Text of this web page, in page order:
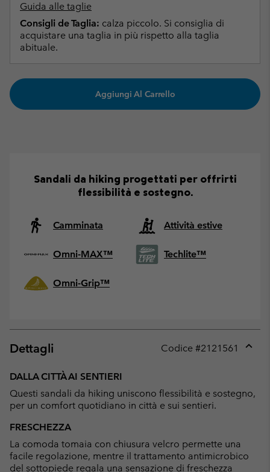
Guida alle taglie
Consigli de Taglia: calza piccolo. Si consiglia di
acquistare una taglia in più rispetto alla taglia
abituale.
Aggiungi Al Carrello
Sandali da hiking progettati per offrirti
flessibilità e sostegno.
Camminata Attività estive
Omni-MAX™ Techlite™
Omni-Grip™
Dettagli Codice #2121561
DALLA CITTÀ AI SENTIERI
Questi sandali da hiking uniscono flessibilità e sostegno,
per un comfort quotidiano in città e sui sentieri.
FRESCHEZZA
La comoda tomaia con chiusura velcro permette una
facile regolazione, mentre il trattamento antimicrobico
del sottopiede regala una sensazione di freschezza